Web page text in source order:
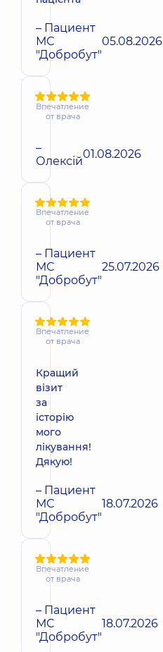
– Пациент
МС
"Добробут"
05.08.2026
Впечатление
от врача
–
Олексій01.08.2026
Впечатление
от врача
– Пациент
МС
"Добробут"
25.07.2026
Впечатление
от врача
Кращий
візит
за
історію
мого
лікування!
Дякую!
– Пациент
МС
"Добробут"
18.07.2026
Впечатление
от врача
– Пациент
МС
"Добробут"
18.07.2026